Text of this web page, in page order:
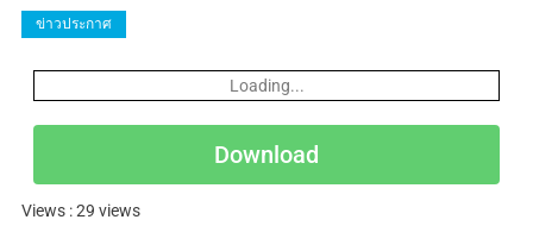
ข่าวประกาศ
Loading...
Download
Views : 29 views